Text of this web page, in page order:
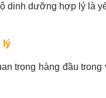
dinh dưỡng hợp lý là
lý
trọng hàng đầu trong